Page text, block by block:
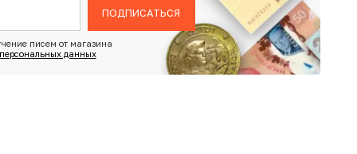
ПОДПИСАТЬСЯ
писем от магазина
данных